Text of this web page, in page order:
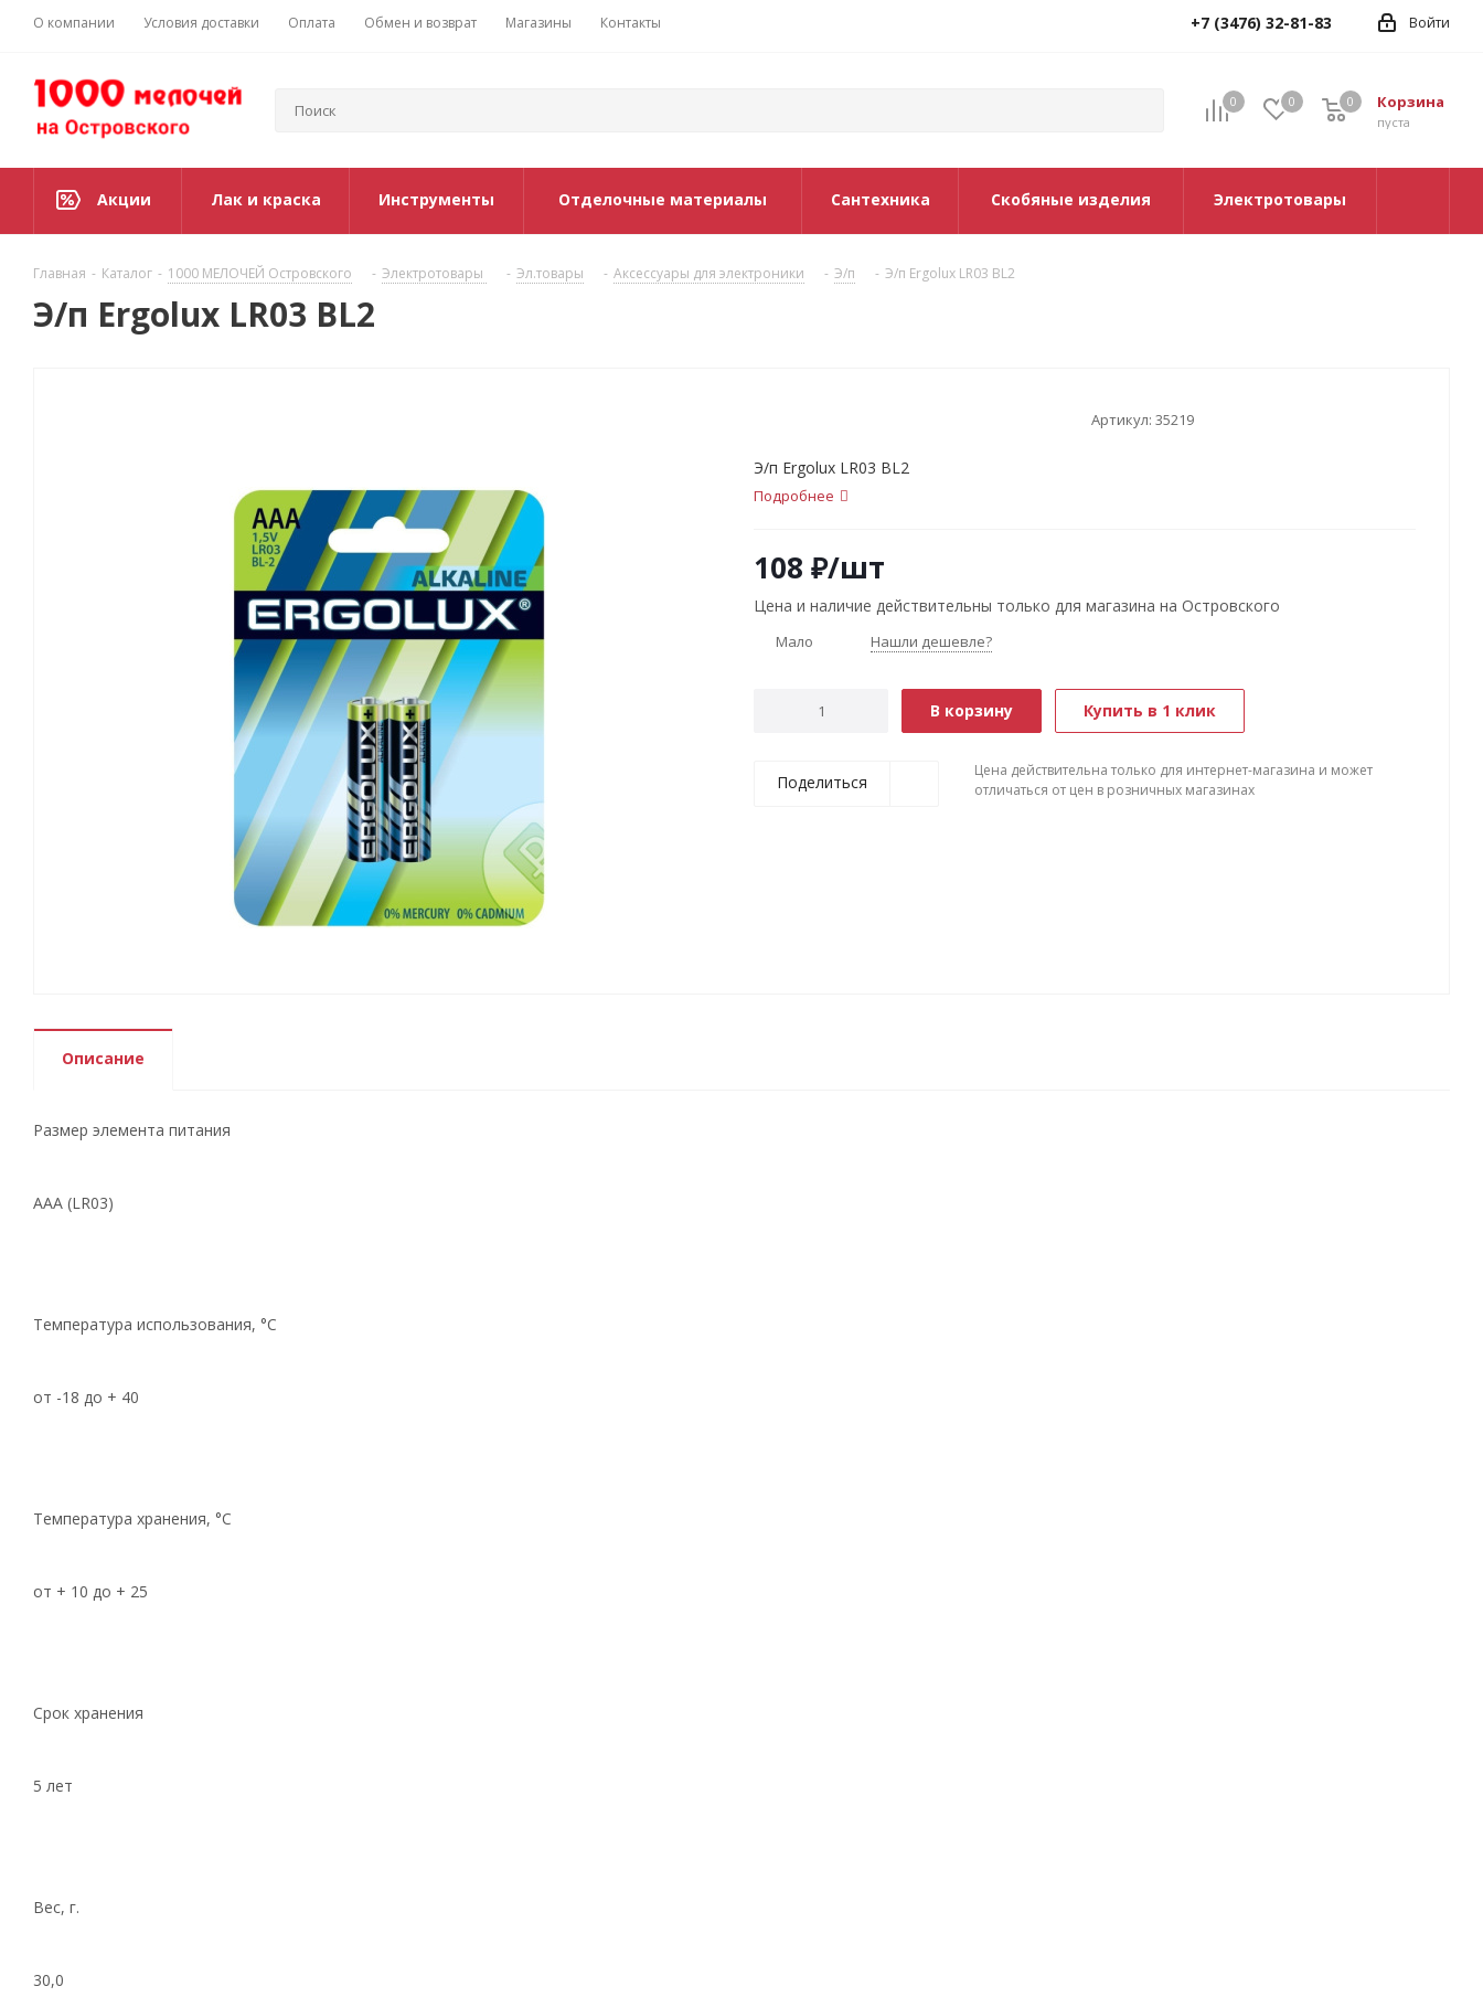
О компании Условия доставки Оплата Обмен и возврат Магазины Контакты Войти
+7 (3476) 32-81-83
0 0 Корзина
0
пуста
0
Акции Лак и краска Инструменты Отделочные материалы Сантехника Скобяные изделия Электротовары
Главная - Каталог - 1000 МЕЛОЧЕЙ Островского - Электротовары - Эл.товары - Аксессуары для электроники - Э/п - Э/п Ergolux LR03 BL2
Э/п Ergolux LR03 BL2
Артикул: 35219
Э/п Ergolux LR03 BL2
Подробнее
108 ₽/шт
Цена и наличие действительны только для магазина на Островского
Мало Нашли дешевле?
В корзину Купить в 1 клик
Поделиться
Цена действительна только для интернет-магазина и может
отличаться от цен в розничных магазинах
Описание
Размер элемента питания
AAA (LR03)
Температура использования, °C
от -18 до + 40
Температура хранения, °C
от + 10 до + 25
Срок хранения
5 лет
Вес, г.
30,0